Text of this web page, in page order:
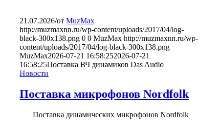
21.07.2026/отMuzMax
http://muzmaxnn.ru/wp-content/uploads/2017/04/log-
black-300x138.png 0 0 MuzMax http://muzmaxnn.ru/wp-
content/uploads/2017/04/log-black-300x138.png
MuzMax2026-07-21 16:58:252026-07-21
16:58:25Поставка ВЧ динамиков Das Audio
Новости
Поставка микрофонов Nordfolk
Поставка динамических микрофонов Nordfolk